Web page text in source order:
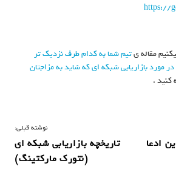
https://
مقاله یتیم شما به کدام طرف نزدیک تر
مورد بازاریابی شبکه ای که شاید به مزاجتان
کنید .
نوشته قبلی:
تاریخچه بازاریابی شبکه ای
(نتورک مارکتینگ)
ادعا